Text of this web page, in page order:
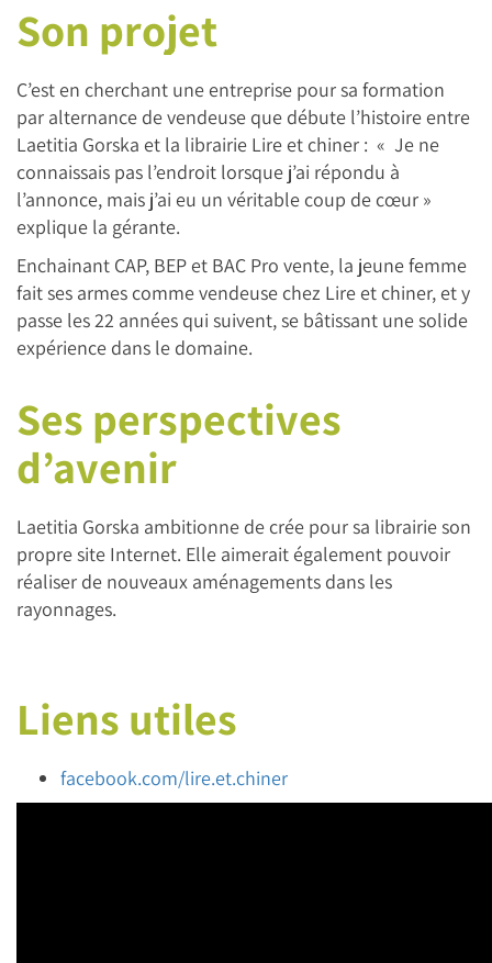
Son projet
C’est en cherchant une entreprise pour sa formation
par alternance de vendeuse que débute l’histoire entre
Laetitia Gorska et la librairie Lire et chiner : « Je ne
connaissais pas l’endroit lorsque j’ai répondu à
l’annonce, mais j’ai eu un véritable coup de cœur »
explique la gérante.
Enchainant CAP, BEP et BAC Pro vente, la jeune femme
fait ses armes comme vendeuse chez Lire et chiner, et y
passe les 22 années qui suivent, se bâtissant une solide
expérience dans le domaine.
Ses perspectives
d’avenir
Laetitia Gorska ambitionne de crée pour sa librairie son
propre site Internet. Elle aimerait également pouvoir
réaliser de nouveaux aménagements dans les
rayonnages.
Liens utiles
facebook.com/lire.et.chiner